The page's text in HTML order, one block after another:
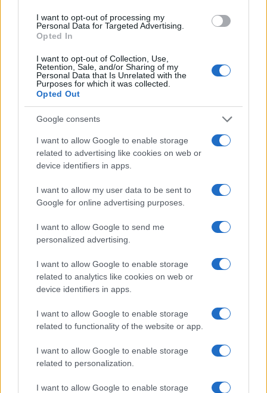
I want to opt-out of processing my
Personal Data for Targeted Advertising.
Opted In
I want to opt-out of Collection, Use,
Retention, Sale, and/or Sharing of my
Personal Data that Is Unrelated with the
Purposes for which it was collected.
Opted Out
Google consents
I want to allow Google to enable storage
related to advertising like cookies on web or
device identifiers in apps.
I want to allow my user data to be sent to
Google for online advertising purposes.
I want to allow Google to send me
personalized advertising.
I want to allow Google to enable storage
related to analytics like cookies on web or
device identifiers in apps.
I want to allow Google to enable storage
related to functionality of the website or app.
I want to allow Google to enable storage
related to personalization.
I want to allow Google to enable storage
Nome
Eureka Bridged PAX
Gold (Terra
(PAXG)
$4,187.30
BTC
(KBTC)
Morpho Vault
(STEAKEURCV)
$100,000,000,000,000.00
Epoch Island
Stride Staked Injective
(VXOR)
JDB